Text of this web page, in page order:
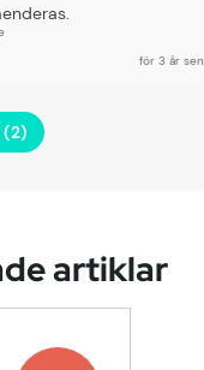
för 3 år sen
(2)
artiklar